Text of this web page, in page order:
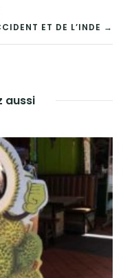
ET DE L’INDE →
aussi